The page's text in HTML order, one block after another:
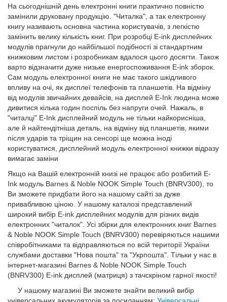
На сьогоднішній день електронні книги практично повністю
замінили друковану продукцію. "Читалка", а так електронну
книгу називають основна частина користувачів, з легкістю
замінить велику кількість книг. При розробці E-ink дисплейних
модулів прагнули до найбільшої подібності зі стандартним
книжковим листом і розробникам вдалося цього досягти. Також
варто відзначити дуже низьке енергоспоживання E-ink зборок.
Сам модуль електронної книги не має такого шкідливого
впливу на очі, як дисплеї телефонів та планшетів. На відміну
від модулів звичайних девайсів, на дисплей E-Ink людина може
дивитися кілька годин поспіль без напруги очей. Нажаль, в
"читалці" E-Ink дисплейний модуль не тільки найкорисніша,
але й найтендітніша деталь, на відміну від планшетів, якими
після ударів та тріщин на сенсорі ще можна іноді
користуватися, дисплейний модуль електронної книжки відразу
вимагає заміни
Якщо на Вашій електронній книзі не працює або розбитий E-
Ink модуль Barnes & Noble NOOK Simple Touch (BNRV300), то
Ви зможете придбати його на нашому сайті за дуже
привабливою ціною. У нашому каталозі представлений
широкий вибір E-ink дисплейних модулів для різних видів
електронних "читалок". Усі збірки для електронних книг Barnes
& Noble NOOK Simple Touch (BNRV300) перевіряються нашими
співробітниками та відправляються по всій території України
службами доставки "Нова пошта" та "Укрпошта". Тільки у нас в
інтернет-магазині Barnes & Noble NOOK Simple Touch
(BNRV300) E-ink дисплей (матриця) з тачскріном гарної якості!
У нашому магазині Ви зможете знайти великий вибір